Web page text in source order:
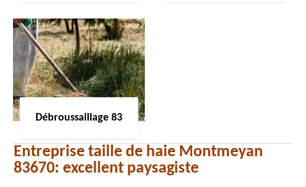
Débroussaillage 83
Entreprise taille de haie Montmeyan
83670: excellent paysagiste